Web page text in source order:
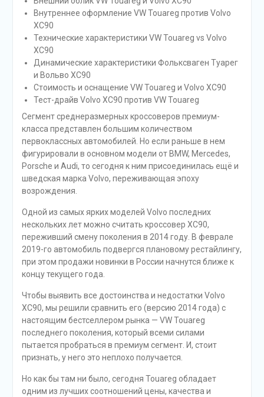
Внутреннее оформление VW Touareg против Volvo
XC90
Технические характеристики VW Touareg vs Volvo
XC90
Динамические характеристики Фольксваген Туарег
и Вольво XC90
Стоимость и оснащение VW Touareg и Volvo XC90
Тест-драйв Volvo XC90 против VW Touareg
Сегмент среднеразмерных кроссоверов премиум-
класса представлен большим количеством
первоклассных автомобилей. Но если раньше в нем
фигурировали в основном модели от BMW, Mercedes,
Porsche и Audi, то сегодня к ним присоединилась ещё и
шведская марка Volvo, переживающая эпоху
возрождения.
Одной из самых ярких моделей Volvo последних
нескольких лет можно считать кроссовер XC90,
переживший смену поколения в 2014 году. В феврале
2019-го автомобиль подвергся плановому рестайлингу,
при этом продажи новинки в России начнутся ближе к
концу текущего года.
Чтобы выявить все достоинства и недостатки Volvo
XC90, мы решили сравнить его (версию 2014 года) с
настоящим бестселлером рынка — VW Touareg
последнего поколения, который всеми силами
пытается пробраться в премиум сегмент. И, стоит
признать, у него это неплохо получается.
Но как бы там ни было, сегодня Touareg обладает
одним из лучших соотношений цены, качества и